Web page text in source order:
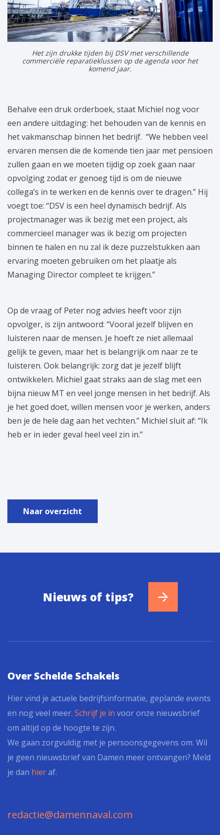
Het zijn drukke tijden bij DSV met verschillende
commerciële reparatieklussen op de agenda voor het
komend jaar.
Behalve een druk orderboek, staat Michiel nog voor
een andere uitdaging: het behouden van de kennis en
het vakmanschap binnen het bedrijf. “We hebben veel
ervaren mensen die de komende tien jaar met pensioen
zullen gaan en we moeten tijdig op zoek gaan naar
opvolging zodat er genoeg tijd is om de nieuwe
collega’s in te werken en de kennis over te dragen.” Hij
voegt toe: “DSV is een heel dynamisch bedrijf. Als
projectmanager was ik bezig met een project, als
commercieel manager was ik bezig om projecten
binnen te halen en nu zal ik deze puzzelstukken aan
ervaring moeten gebruiken om het plaatje als
Managing Director compleet te krijgen.”
Op de vraag of Peter nog advies heeft voor zijn
opvolger, is zijn antwoord: “Vooral jezelf blijven en
luisteren naar de mensen. Je hoeft ze niet allemaal
gelijk te geven, maar het is belangrijk om naar ze te
luisteren. Ook belangrijk: zorg dat je jezelf blijft
ontwikkelen. Michiel gaat straks aan de slag met een
bijna nieuw MT en veel jonge mensen in het bedrijf. Als
je het goed doet, willen mensen voor je werken, anders
ben je de hele dag aan het vechten.” Michiel sluit af: “Ik
heb er in ieder geval heel veel zin in.”
Naar overzicht
Nieuws of tips?
Over Schelde Schakels
Hier vind je actuele bedrijfsinformatie, geplande events
en nog veel meer. Schrijf je in voor onze nieuwsbrief
om altijd op de hoogte te zijn.
We gaan zorgvuldig met je persoonsgegevens om. Wil
je geen nieuwsbrief van Damen meer ontvangen? Meld
je dan hieraf.
redactie@damennaval.com